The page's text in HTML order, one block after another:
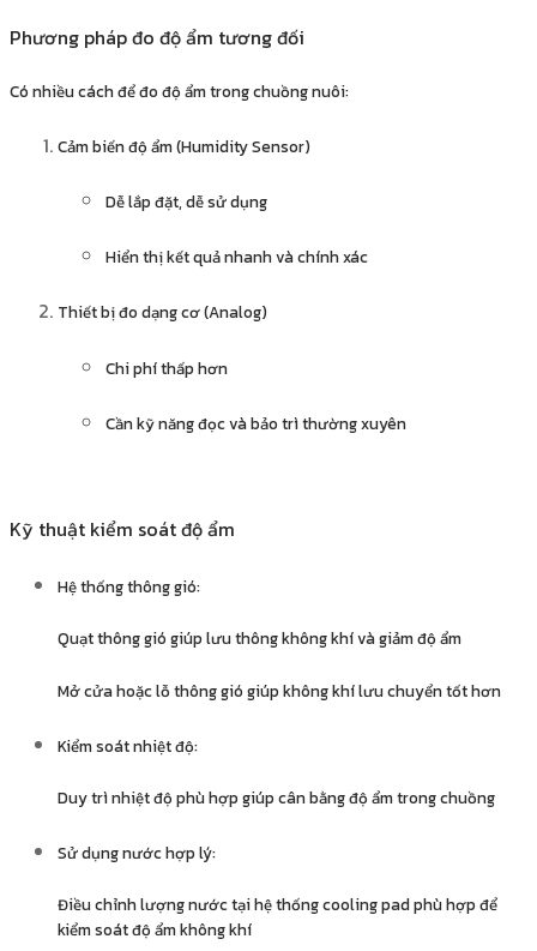
Phương pháp đo độ ẩm tương đối
Có nhiều cách để đo độ ẩm trong chuồng nuôi:
Cảm biến độ ẩm (Humidity Sensor)
Dễ lắp đặt, dễ sử dụng
Hiển thị kết quả nhanh và chính xác
Thiết bị đo dạng cơ (Analog)
Chi phí thấp hơn
Cần kỹ năng đọc và bảo trì thường xuyên
Kỹ thuật kiểm soát độ ẩm
Hệ thống thông gió:
Quạt thông gió giúp lưu thông không khí và giảm độ ẩm
Mở cửa hoặc lỗ thông gió giúp không khí lưu chuyển tốt hơn
Kiểm soát nhiệt độ:
Duy trì nhiệt độ phù hợp giúp cân bằng độ ẩm trong chuồng
Sử dụng nước hợp lý:
Điều chỉnh lượng nước tại hệ thống cooling pad phù hợp để
kiểm soát độ ẩm không khí